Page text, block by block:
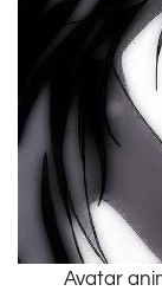
Avatar